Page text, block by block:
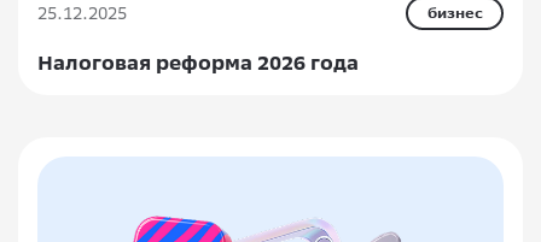
25.12.2025 бизнес
Налоговая реформа 2026 года